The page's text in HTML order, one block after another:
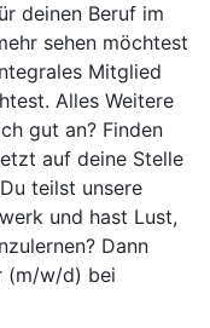
deinen Beruf im
sehen möchtest
Mitglied
Alles Weitere
gut an? Finden
auf deine Stelle
teilst unsere
und hast Lust,
Dann
(m/w/d) bei